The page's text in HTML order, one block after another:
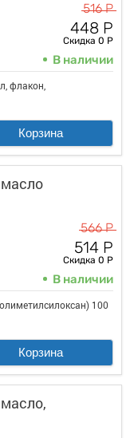
516 Р
448 Р
Скидка 0 Р
В наличии
флакон,
Корзина
566 Р
514 Р
Скидка 0 Р
В наличии
100
Корзина